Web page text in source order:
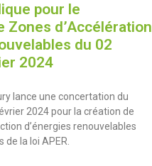
pour le
Zones d’Accélération
du 02
2024
lance une concertation du
2024 pour la création de
d’énergies renouvelables
la loi APER.